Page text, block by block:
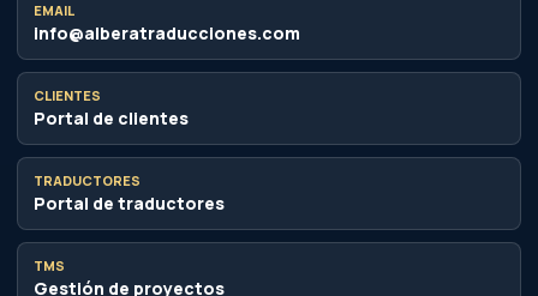
EMAIL
info@alberatraducciones.com
CLIENTES
Portal de clientes
TRADUCTORES
Portal de traductores
TMS
Gestión de proyectos